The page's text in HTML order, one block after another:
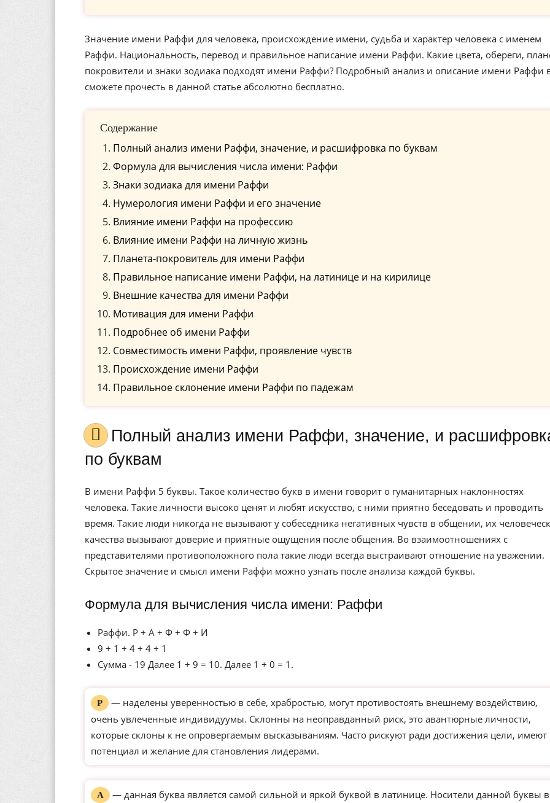
Значение имени Раффи для человека, происхождение имени, судьба и характер человека с именем
Раффи. Национальность, перевод и правильное написание имени Раффи. Какие цвета, обереги,
покровители и знаки зодиака подходят имени Раффи? Подробный анализ и описание имени Раффи
сможете прочесть в данной статье абсолютно бесплатно.
Содержание
Полный анализ имени Раффи, значение, и расшифровка по буквам
Формула для вычисления числа имени: Раффи
Знаки зодиака для имени Раффи
Нумерология имени Раффи и его значение
Влияние имени Раффи на профессию
Влияние имени Раффи на личную жизнь
Планета-покровитель для имени Раффи
Правильное написание имени Раффи, на латинице и на кирилице
Внешние качества для имени Раффи
Мотивация для имени Раффи
Подробнее об имени Раффи
Совместимость имени Раффи, проявление чувств
Происхождение имени Раффи
Правильное склонение имени Раффи по падежам
Полный анализ имени Раффи, значение, и расшифровка
по буквам
В имени Раффи 5 буквы. Такое количество букв в имени говорит о гуманитарных наклонностях
человека. Такие личности высоко ценят и любят искусство, с ними приятно беседовать и проводить
время. Такие люди никогда не вызывают у собеседника негативных чувств в общении, их
качества вызывают доверие и приятные ощущения после общения. Во взаимоотношениях с
представителями противоположного пола такие люди всегда выстраивают отношение на уважении.
Скрытое значение и смысл имени Раффи можно узнать после анализа каждой буквы.
Формула для вычисления числа имени: Раффи
Раффи. Р + А + Ф + Ф + И
9 + 1 + 4 + 4 + 1
Сумма - 19 Далее 1 + 9 = 10. Далее 1 + 0 = 1.
Р
— наделены уверенностью в себе, храбростью, могут противостоять внешнему воздействию,
очень увлеченные индивидуумы. Склонны на неоправданный риск, это авантюрные личности,
которые склоны к не опровергаемым высказываниям. Часто рискуют ради достижения цели, имеют
потенциал и желание для становления лидерами.
А
— данная буква является самой сильной и яркой буквой в латинице. Носители данной буквы в